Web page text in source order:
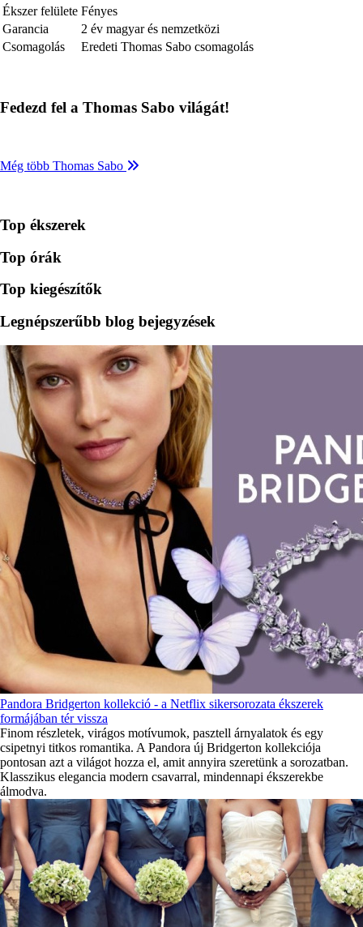
Ékszer felülete Fényes
Garancia
2 év magyar és nemzetközi
Csomagolás
Eredeti Thomas Sabo csomagolás
Fedezd fel a Thomas Sabo világát!
Még több Thomas Sabo
Top ékszerek
Top órák
Top kiegészítők
Legnépszerűbb blog bejegyzések
Pandora Bridgerton kollekció - a Netflix sikersorozata ékszerek
formájában tér vissza
Finom részletek, virágos motívumok, pasztell árnyalatok és egy
csipetnyi titkos romantika. A Pandora új Bridgerton kollekciója
pontosan azt a világot hozza el, amit annyira szeretünk a sorozatban.
Klasszikus elegancia modern csavarral, mindennapi ékszerekbe
álmodva.